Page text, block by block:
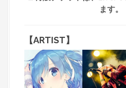
ます。
【ARTIST】